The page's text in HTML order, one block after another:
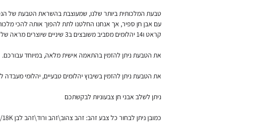
טבעת המלכותית ביותר שלנו, שמעוצבת בהשראת הטבעת של
קראט ו14 יהלומים מסביב משובצים ב3 שיניים שיוצרים מראה של כתר.
את הטבעת ניתן להזמין בהתאמה אישית מלאה, במיוחד עבורכם.
את הטבעת ניתן להזמין בשיבוץ יהלומים טבעיים, יהלומי מעבדה
ניתן לשלב אבני חן צבעוניות לבקשתכם
כמובן ניתן לבחור כל צבע זהב: זהב צהוב\זהב ורוד\זהב לבן 14K/18K